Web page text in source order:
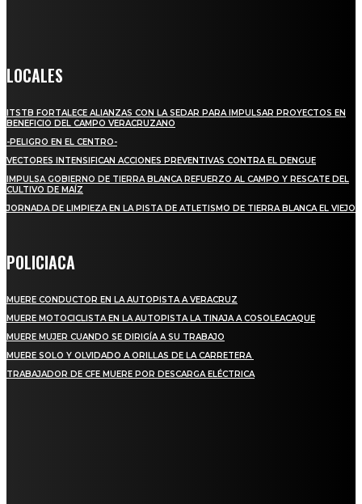
LOCALES
ITSTB FORTALECE ALIANZAS CON LA SEDAR PARA IMPULSAR PROYECTOS EN
BENEFICIO DEL CAMPO VERACRUZANO
-PELIGRO EN EL CENTRO-
VECTORES INTENSIFICAN ACCIONES PREVENTIVAS CONTRA EL DENGUE
IMPULSA GOBIERNO DE TIERRA BLANCA REFUERZO AL CAMPO Y RESCATE DEL
CULTIVO DE MAÍZ
JORNADA DE LIMPIEZA EN LA PISTA DE ATLETISMO DE TIERRA BLANCA EL VIEJO
POLICIACA
MUERE CONDUCTOR EN LA AUTOPISTA A VERACRUZ
MUERE MOTOCICLISTA EN LA AUTOPISTA LA TINAJA A COSOLEACAQUE
MUERE MUJER CUANDO SE DIRIGÍA A SU TRABAJO
MUERE SOLO Y OLVIDADO A ORILLAS DE LA CARRETERA
TRABAJADOR DE CFE MUERE POR DESCARGA ELÉCTRICA